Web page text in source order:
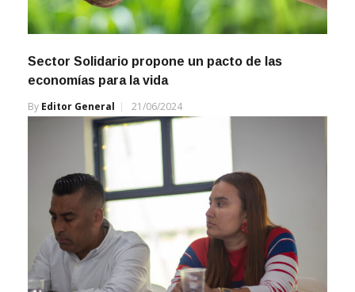
Sector Solidario propone un pacto de las
economías para la vida
By Editor General 21/06/2024